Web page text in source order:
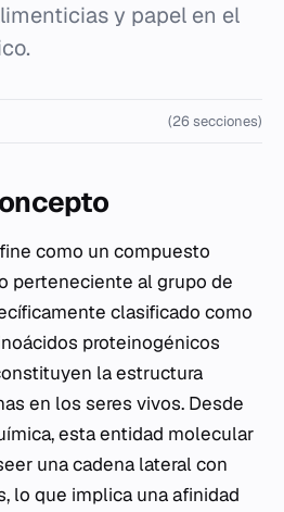
y papel en el
(26 secciones)
como un compuesto
perteneciente al grupo de
clasificado como
proteinogénicos
la estructura
en los seres vivos. Desde
esta entidad molecular
una cadena lateral con
lo que implica una afinidad